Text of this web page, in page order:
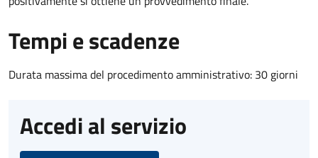
Tempi e scadenze
Durata massima del procedimento amministrativo: 30 giorni
Accedi al servizio